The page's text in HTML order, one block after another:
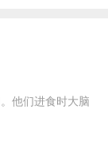
他们进食时大脑